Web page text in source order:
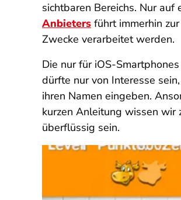
sichtbaren Bereichs. Nur
Anbieters führt immerhin
Zwecke verarbeitet werden.
Die nur für iOS-
dürfte nur von Interesse
ihren Namen eingeben.
kurzen Anleitung wissen wir
überflüssig sein.